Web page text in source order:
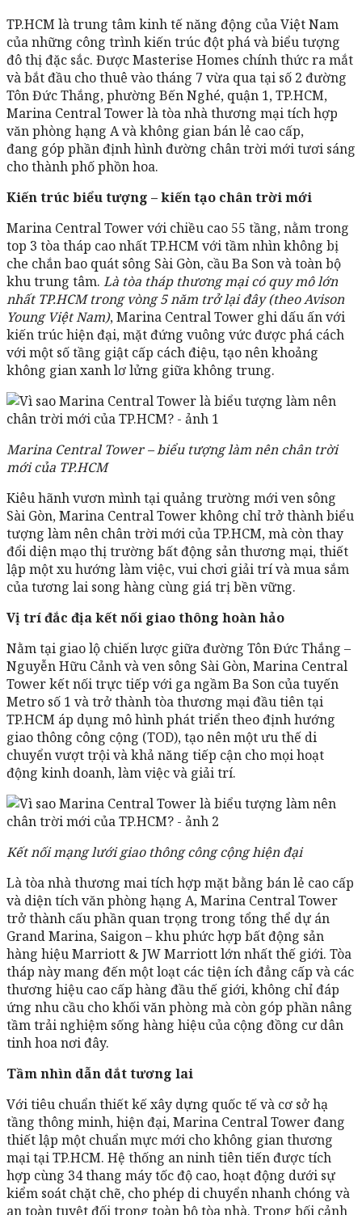
TP.HCM là trung tâm kinh tế năng động của Việt Nam
của những công trình kiến trúc đột phá và biểu tượng
đô thị đặc sắc. Được Masterise Homes chính thức ra mắt
và bắt đầu cho thuê vào tháng 7 vừa qua tại số 2 đường
Tôn Đức Thắng, phường Bến Nghé, quận 1, TP.HCM,
Marina Central Tower là tòa nhà thương mại tích hợp
văn phòng hạng A và không gian bán lẻ cao cấp,
đang góp phần định hình đường chân trời mới tươi sáng
cho thành phố phồn hoa.
Kiến trúc biểu tượng – kiến tạo chân trời mới
Marina Central Tower với chiều cao 55 tầng, nằm trong
top 3 tòa tháp cao nhất TP.HCM với tầm nhìn không bị
che chắn bao quát sông Sài Gòn, cầu Ba Son và toàn bộ
khu trung tâm. Là tòa tháp thương mại có quy mô lớn
nhất TP.HCM trong vòng 5 năm trở lại đây (theo Avison
Young Việt Nam), Marina Central Tower ghi dấu ấn với
kiến trúc hiện đại, mặt đứng vuông vức được phá cách
với một số tầng giật cấp cách điệu, tạo nên khoảng
không gian xanh lơ lửng giữa không trung.
Marina Central Tower – biểu tượng làm nên chân trời
mới của TP.HCM
Kiêu hãnh vươn mình tại quảng trường mới ven sông
Sài Gòn, Marina Central Tower không chỉ trở thành biểu
tượng làm nên chân trời mới của TP.HCM, mà còn thay
đổi diện mạo thị trường bất động sản thương mại, thiết
lập một xu hướng làm việc, vui chơi giải trí và mua sắm
của tương lai song hàng cùng giá trị bền vững.
Vị trí đắc địa kết nối giao thông hoàn hảo
Nằm tại giao lộ chiến lược giữa đường Tôn Đức Thắng –
Nguyễn Hữu Cảnh và ven sông Sài Gòn, Marina Central
Tower kết nối trực tiếp với ga ngầm Ba Son của tuyến
Metro số 1 và trở thành tòa thương mại đầu tiên tại
TP.HCM áp dụng mô hình phát triển theo định hướng
giao thông công cộng (TOD), tạo nên một ưu thế di
chuyển vượt trội và khả năng tiếp cận cho mọi hoạt
động kinh doanh, làm việc và giải trí.
Kết nối mạng lưới giao thông công cộng hiện đại
Là tòa nhà thương mai tích hợp mặt bằng bán lẻ cao cấp
và diện tích văn phòng hạng A, Marina Central Tower
trở thành cấu phần quan trọng trong tổng thể dự án
Grand Marina, Saigon – khu phức hợp bất động sản
hàng hiệu Marriott & JW Marriott lớn nhất thế giới. Tòa
tháp này mang đến một loạt các tiện ích đẳng cấp và các
thương hiệu cao cấp hàng đầu thế giới, không chỉ đáp
ứng nhu cầu cho khối văn phòng mà còn góp phần nâng
tầm trải nghiệm sống hàng hiệu của cộng đồng cư dân
tinh hoa nơi đây.
Tầm nhìn dẫn dắt tương lai
Với tiêu chuẩn thiết kế xây dựng quốc tế và cơ sở hạ
tầng thông minh, hiện đại, Marina Central Tower đang
thiết lập một chuẩn mực mới cho không gian thương
mại tại TP.HCM. Hệ thống an ninh tiên tiến được tích
hợp cùng 34 thang máy tốc độ cao, hoạt động dưới sự
kiểm soát chặt chẽ, cho phép di chuyển nhanh chóng và
an toàn tuyệt đối trong toàn bộ tòa nhà. Trong bối cảnh